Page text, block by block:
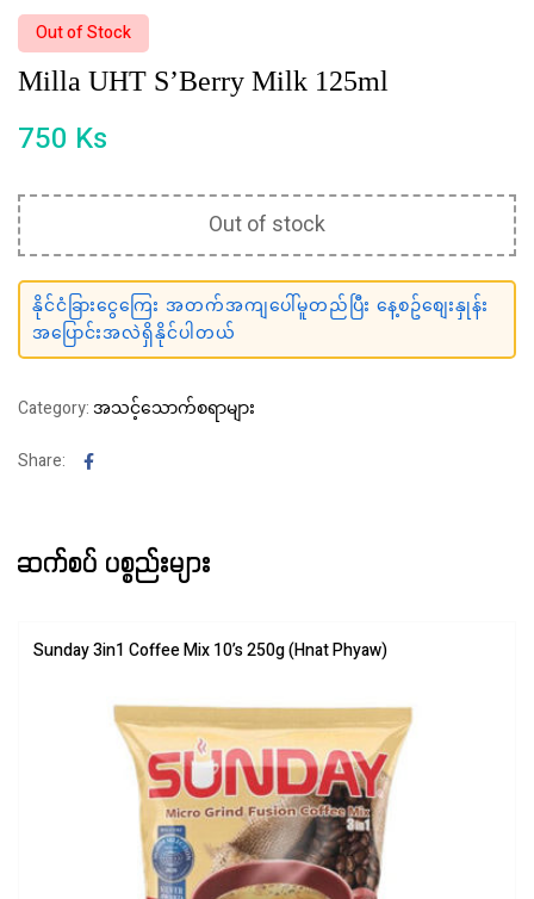
Out of Stock
Milla UHT S’Berry Milk 125ml
750 Ks
Out of stock
နိုင်ငံခြားငွေကြေး အတက်အကျပေါ်မူတည်ပြီး နေ့စဥ်စျေးနှုန်း
အပြောင်းအလဲရှိနိုင်ပါတယ်
Category: အသင့်သောက်စရာများ
Share: Facebook
ဆက်စပ် ပစ္စည်းများ
Sunday 3in1 Coffee Mix 10’s 250g (Hnat Phyaw)